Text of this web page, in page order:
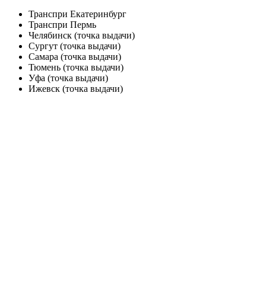
Транспри Екатеринбург
Транспри Пермь
Челябинск (точка выдачи)
Сургут (точка выдачи)
Самара (точка выдачи)
Тюмень (точка выдачи)
Уфа (точка выдачи)
Ижевск (точка выдачи)